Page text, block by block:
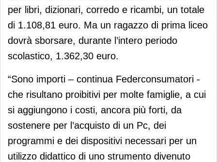
per libri, dizionari, corredo e ricambi, un totale
di 1.108,81 euro. Ma un ragazzo di prima liceo
dovrà sborsare, durante l’intero periodo
scolastico, 1.362,30 euro.
“Sono importi – continua Federconsumatori -
che risultano proibitivi per molte famiglie, a cui
si aggiungono i costi, ancora più forti, da
sostenere per l’acquisto di un Pc, dei
programmi e dei dispositivi necessari per un
utilizzo didattico di uno strumento divenuto